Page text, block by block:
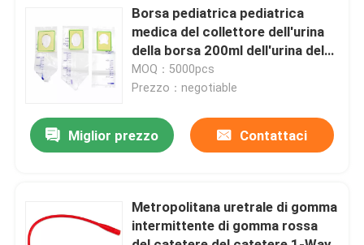
Controllo della qualità
Contattaci
Notizie
Maschera di ossigeno Venturi
Borsa pediatrica pediatrica
medica del collettore dell'urina
della borsa 200ml dell'urina del
PVC
MOQ：5000pcs
Prezzo：negotiable
Miglior prezzo Contattaci
Metropolitana uretrale di gomma
intermittente di gomma rossa